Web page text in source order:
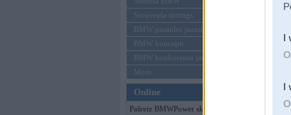
I
I
Sērijveida tūnings
BMW pasaules jaunumi
BMW koncepti
BMW konkurentu jaunumi
Moto
Online
Pašreiz BMWPower skatās 132